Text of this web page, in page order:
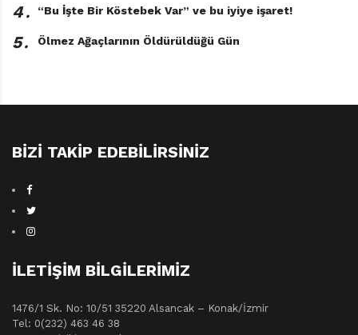
4․ “Bu İşte Bir Köstebek Var” ve bu iyiye işaret!
5․ Ölmez Ağaçlarının Öldürüldüğü Gün
BIZI TAKIP EDEBILIRSINIZ
İLETIŞIM BILGILERIMIZ
1476/1 Sk. No: 10/51 35220 Alsancak – Konak/İzmir
Tel: 0(232) 463 46 38